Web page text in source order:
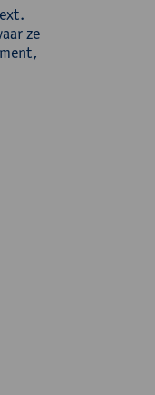
ze